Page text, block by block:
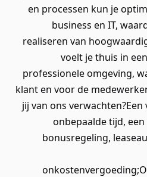
en processen kun je
business en IT,
realiseren van
voelt je thuis in
professionele omgeving,
klant en voor de
jij van ons
onbepaalde tijd, een
bonusregeling,